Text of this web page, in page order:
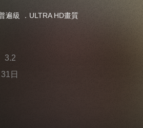
遍級 ．ULTRA HD畫質
3.2
日